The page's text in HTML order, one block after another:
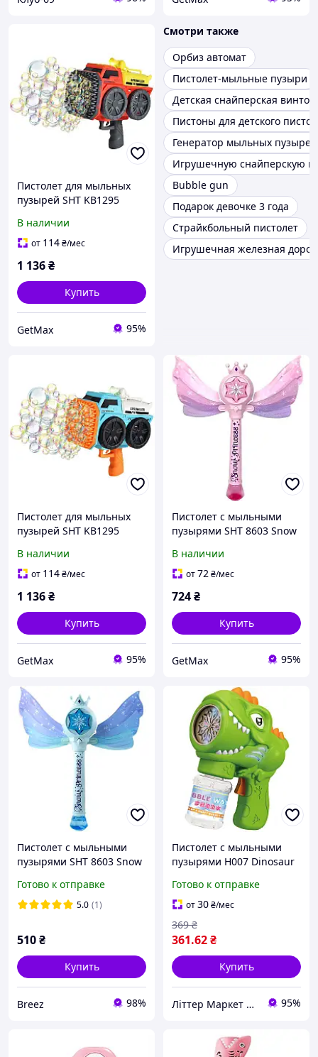
Пистолет для мыльных
пузырей SHT KB1295
аккумулятор, красный
В наличии
от 114₴/мес
1 136₴
Купить
GetMax 95%
Смотри также
Орбиз автомат
Пистолет-мыльные пузыри
Детская снайперская
Пистоны для детского
Генератор мыльных пузырей
Игрушечную снайперскую
Bubble gun
Подарок девочке 3 года
Страйкбольный пистолет
Игрушечная железная
Пистолет для мыльных
пузырей SHT KB1295
аккумуляторе, синий
В наличии
от 114₴/мес
1 136₴
Купить
GetMax 95%
Пистолет с мыльными
пузырями SHT 8603 Snow
эффекты, 2х130мл,
розовый
В наличии
от72₴/мес
724₴
Купить
GetMax 95%
Пистолет с мыльными
пузырями SHT 8603 Snow
Готово к отправке
5.0 (1)
510₴
Купить
Breez 98%
Пистолет с мыльными
пузырями H007 Dinosaur
Готово к отправке
от30₴/мес
361.62₴
369 ₴
Купить
Літтер Маркет ⭐️⭐️⭐️⭐️⭐️ 95%